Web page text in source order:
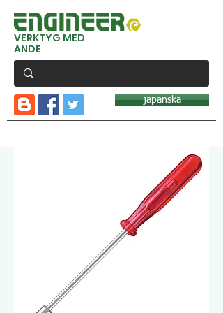
VERKTYG MED
ANDE
japanska